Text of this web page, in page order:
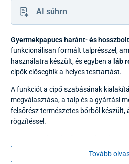
AI súhrn
Gyermekpapucs haránt- és
funkcionálisan formált talprésszel,
használatra készült, és egyben a láb
cipők elősegítik a helyes testtartást.
A funkciót a cipő szabásának
megválasztása, a talp és a gyártási
felsőrész természetes bőrből készült,
rögzítéssel.
Tovább